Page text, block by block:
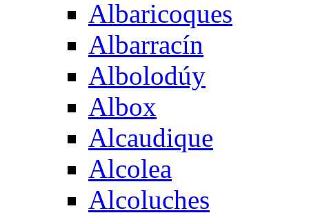
Albaricoques
Albarracín
Albolodúy
Albox
Alcaudique
Alcolea
Alcoluches